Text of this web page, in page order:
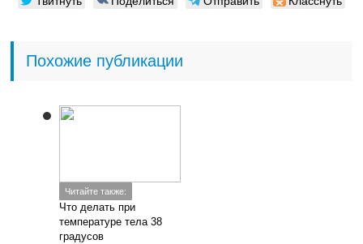
Похожие публикации
Читайте также:
Что делать при
температуре тела 38
градусов